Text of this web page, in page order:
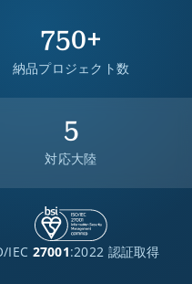
750+
納品プロジェクト数
5
対応大陸
IEC 27001:2022 認証取得